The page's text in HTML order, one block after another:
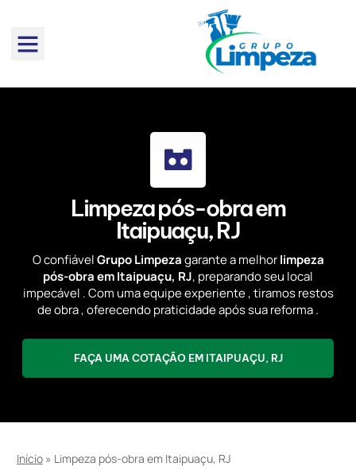
Limpeza pós-obra em
Itaipuaçu, RJ
O confiávelGrupo Limpezagarante a melhorlimpeza
pós-obra em Itaipuaçu, RJ, preparando seu local
impecável . Com uma equipe experiente , tiramos restos
de obra , oferecendo praticidade após sua reforma .
FAÇA UMA COTAÇÃO EM ITAIPUAÇU, RJ
Início » Limpeza pós-obra em Itaipuaçu, RJ